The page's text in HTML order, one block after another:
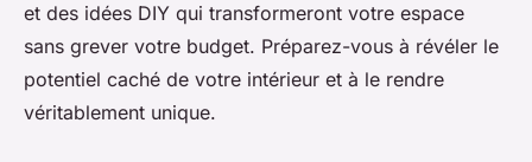
et des idées DIY qui transformeront votre espace
sans grever votre budget. Préparez-vous à révéler le
potentiel caché de votre intérieur et à le rendre
véritablement unique.